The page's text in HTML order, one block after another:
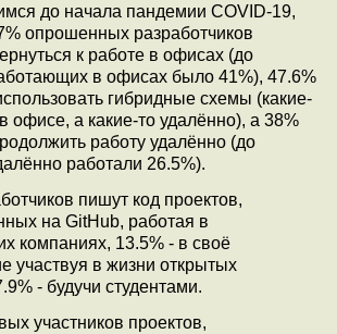
до начала пандемии COVID-19,
опрошенных разработчиков
к работе в офисах (до
в офисах было 41%), 47.6%
гибридные схемы (какие-
офисе, а какие-то удалённо), а 38%
работу удалённо (до
работали 26.5%).
пишут код проектов,
на GitHub, работая в
компаниях, 13.5% - в своё
участвуя в жизни открытых
- будучи студентами.
участников проектов,